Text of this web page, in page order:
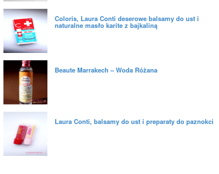
Coloris, Laura Conti deserowe balsamy do ust i
naturalne masło karite z bajkaliną
Beaute Marrakech – Woda Różana
Laura Conti, balsamy do ust i preparaty do paznokci